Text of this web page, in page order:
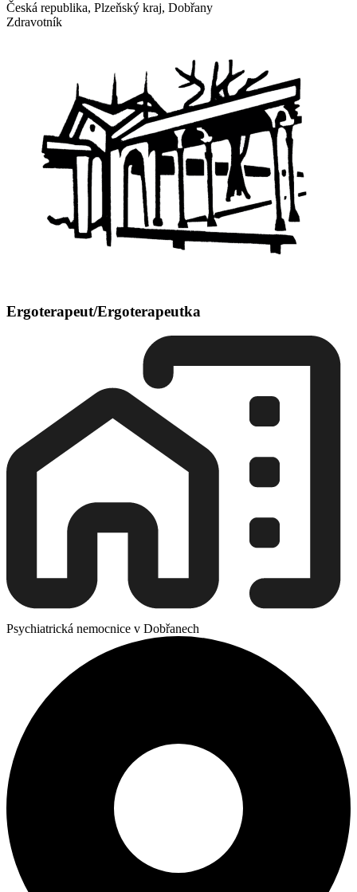
Česká republika, Plzeňský kraj, Dobřany
Zdravotník
Ergoterapeut/Ergoterapeutka
Psychiatrická nemocnice v Dobřanech